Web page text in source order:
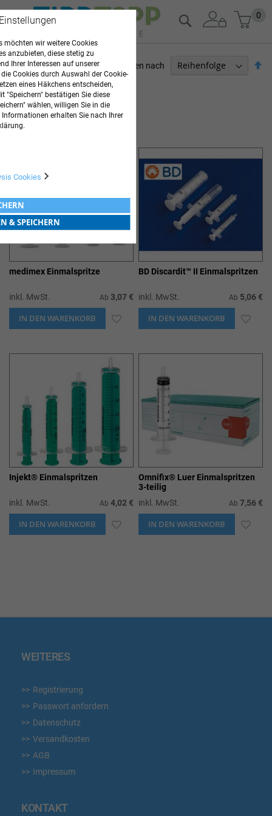
Zum
Inhalt
0
Suche
4Elemente
Sortieren nach
SPRITZEN
medimex Einmalspritze
inkl. MwSt. Ab 3,07 €
IN DEN WARENKORB ZUR
BD Discardit™ II Einmalspritzen
inkl. MwSt. Ab 5,06 €
IN DEN WARENKORB ZUR
Injekt® Einmalspritzen
inkl. MwSt. Ab 4,02 €
IN DEN WARENKORB ZUR
Omnifix® Luer Einmalspritzen
3-teilig
inkl. MwSt.
Ab 7,56 €
IN DEN WARENKORB ZUR
ARZTBEDARF
WEITERES
Registrierung
Passwort anfordern
Datenschutz
Versandkosten
AGB
Impressum
KONTAKT
möchten wir weitere Cookies
anzubieten, diese stetig zu
Ihrer Interessen auf unserer
Cookies durch Auswahl der Cookie-
eines Häkchens entscheiden,
"Speichern" bestätigen Sie diese
wählen, willigen Sie in die
erhalten Sie nach Ihrer
Cookies
& SPEICHERN